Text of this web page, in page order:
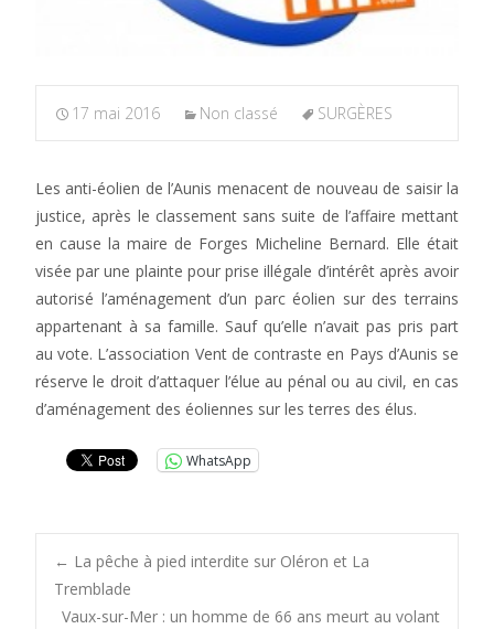
17 mai 2016 Non classé SURGÈRES
Les anti-éolien de l’Aunis menacent de nouveau de saisir la
justice, après le classement sans suite de l’affaire mettant
en cause la maire de Forges Micheline Bernard. Elle était
visée par une plainte pour prise illégale d’intérêt après avoir
autorisé l’aménagement d’un parc éolien sur des terrains
appartenant à sa famille. Sauf qu’elle n’avait pas pris part
au vote. L’association Vent de contraste en Pays d’Aunis se
réserve le droit d’attaquer l’élue au pénal ou au civil, en cas
d’aménagement des éoliennes sur les terres des élus.
WhatsApp
Post
← La pêche à pied interdite sur Oléron et La
Tremblade
Vaux-sur-Mer : un homme de 66 ans meurt au volant